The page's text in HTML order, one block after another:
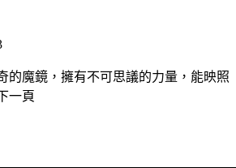
魔鏡，擁有不可思議的力量，能映照
頁